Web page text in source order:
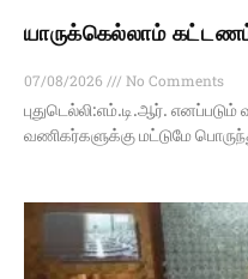
யாருக்கெல்லாம்
07/08/2026
No Comments
புதுடெல்லி:எம்.டி.ஆர்.
வணிகர்களுக்கு மட்டுமே